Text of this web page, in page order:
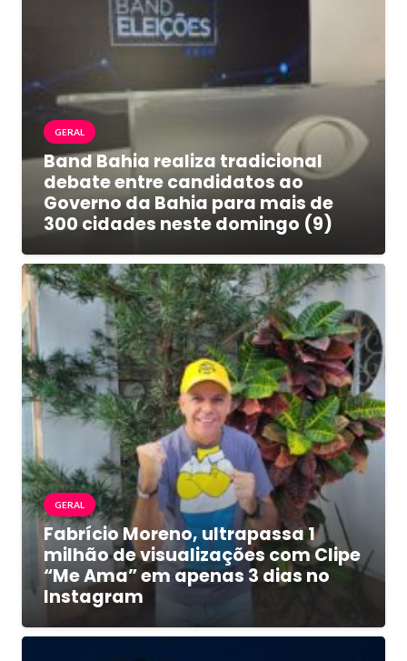
GERAL
Band Bahia realiza tradicional
debate entre candidatos ao
Governo da Bahia para mais de
300 cidades neste domingo (9)
GERAL
Fabrício Moreno, ultrapassa 1
milhão de visualizações com Clipe
“Me Ama” em apenas 3 dias no
Instagram